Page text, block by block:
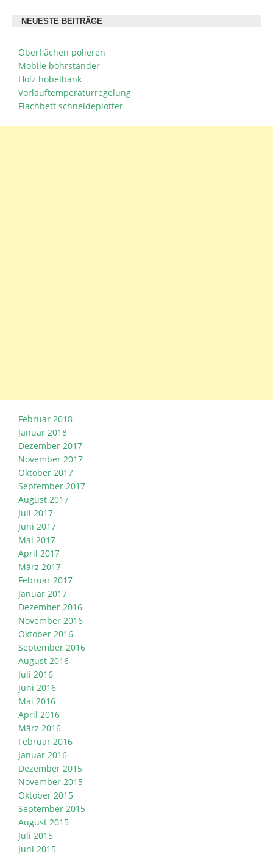
NEUESTE BEITRÄGE
Oberflächen polieren
Mobile bohrständer
Holz hobelbank
Vorlauftemperaturregelung
Flachbett schneideplotter
Februar 2018
Januar 2018
Dezember 2017
November 2017
Oktober 2017
September 2017
August 2017
Juli 2017
Juni 2017
Mai 2017
April 2017
März 2017
Februar 2017
Januar 2017
Dezember 2016
November 2016
Oktober 2016
September 2016
August 2016
Juli 2016
Juni 2016
Mai 2016
April 2016
März 2016
Februar 2016
Januar 2016
Dezember 2015
November 2015
Oktober 2015
September 2015
August 2015
Juli 2015
Juni 2015